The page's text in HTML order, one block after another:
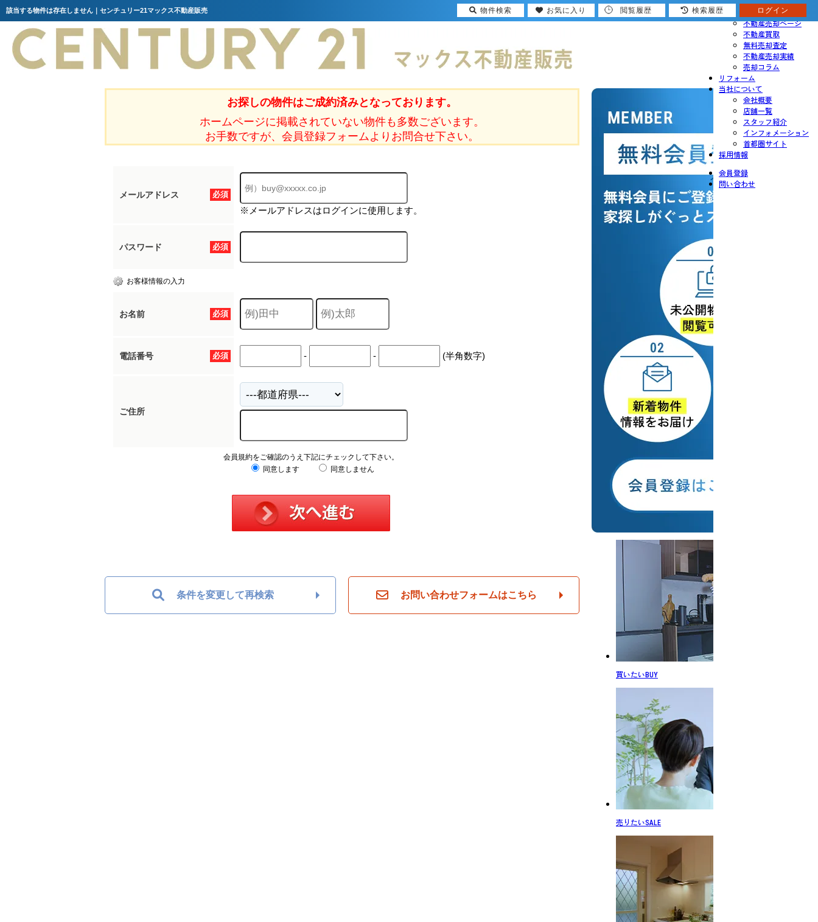
該当する物件は存在しません｜センチュリー21マックス不動産販売
売りたい
不動産売却ページ
不動産買取
無料売却査定
不動産売却実績
売却コラム
リフォーム
当社について
会社概要
店舗一覧
スタッフ紹介
インフォメーション
首都圏サイト
採用情報
会員登録
問い合わせ
お探しの物件はご成約済みとなっております。
ホームページに掲載されていない物件も多数ございます。
お手数ですが、会員登録フォームよりお問合せ下さい。
必須
メールアドレス
※メールアドレスはログインに使用します。
必須
パスワード
お客様情報の入力
必須
お名前
必須
電話番号 - - (半角数字)
ご住所
会員規約をご確認のうえ下記にチェックして下さい。
同意します
同意しません
条件を変更して再検索 お問い合わせフォームはこちら
買いたい BUY
売りたいSALE
物件検索 お気に入り 閲覧履歴 検索履歴 ログイン